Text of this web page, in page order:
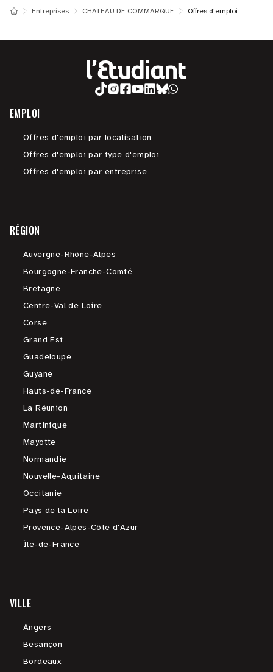
Entreprises CHATEAU DE COMMARQUE Offres d'emploi
EMPLOI
Offres d'emploi par localisation
Offres d'emploi par type d'emploi
Offres d'emploi par entreprise
RÉGION
Auvergne-Rhône-Alpes
Bourgogne-Franche-Comté
Bretagne
Centre-Val de Loire
Corse
Grand Est
Guadeloupe
Guyane
Hauts-de-France
La Réunion
Martinique
Mayotte
Normandie
Nouvelle-Aquitaine
Occitanie
Pays de la Loire
Provence-Alpes-Côte d'Azur
Île-de-France
VILLE
Angers
Besançon
Bordeaux